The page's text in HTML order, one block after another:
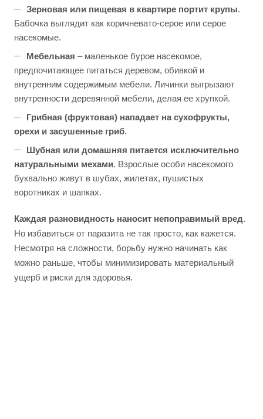
Зерновая или пищевая в квартире портит крупы.
Бабочка выглядит как коричневато-серое или серое
насекомые.
Мебельная – маленькое бурое насекомое,
предпочитающее питаться деревом, обивкой и
внутренним содержимым мебели. Личинки выгрызают
внутренности деревянной мебели, делая ее хрупкой.
Грибная (фруктовая) нападает на сухофрукты,
орехи и засушенные гриб.
Шубная или домашняя питается исключительно
натуральными мехами. Взрослые особи насекомого
буквально живут в шубах, жилетах, пушистых
воротниках и шапках.
Каждая разновидность наносит непоправимый вред.
Но избавиться от паразита не так просто, как кажется.
Несмотря на сложности, борьбу нужно начинать как
можно раньше, чтобы минимизировать материальный
ущерб и риски для здоровья.